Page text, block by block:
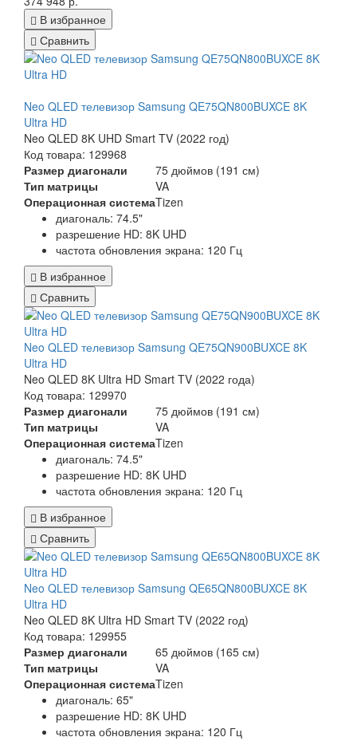
В избранное
Сравнить
Neo QLED телевизор Samsung QE75QN800BUXCE 8K
Ultra HD
Neo QLED 8K UHD Smart TV (2022 год)
Код товара: 129968
Размер диагонали
75 дюймов (191 см)
Тип матрицы
VA
Операционная системаTizen
диагональ: 74.5"
разрешение HD: 8K UHD
частота обновления экрана: 120 Гц
В избранное
Сравнить
Neo QLED телевизор Samsung QE75QN900BUXCE 8K
Ultra HD
Neo QLED 8K Ultra HD Smart TV (2022 года)
Код товара: 129970
Размер диагонали
75 дюймов (191 см)
Тип матрицы
VA
Операционная системаTizen
диагональ: 74.5"
разрешение HD: 8K UHD
частота обновления экрана: 120 Гц
В избранное
Сравнить
Neo QLED телевизор Samsung QE65QN800BUXCE 8K
Ultra HD
Neo QLED 8K Ultra HD Smart TV (2022 год)
Код товара: 129955
Размер диагонали
65 дюймов (165 см)
Тип матрицы
VA
Операционная системаTizen
диагональ: 65"
разрешение HD: 8K UHD
частота обновления экрана: 120 Гц